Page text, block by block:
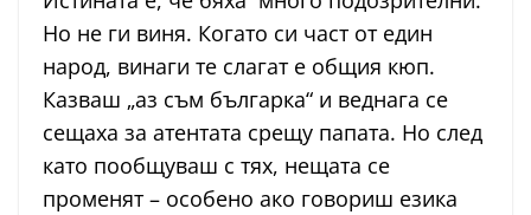
Но не ги виня. Когато си част от един
народ, винаги те слагат е общия кюп.
Казваш „аз съм българка“ и веднага се
сещаха за атентата срещу папата. Но след
като пообщуваш с тях, нещата се
променят – особено ако говориш езика